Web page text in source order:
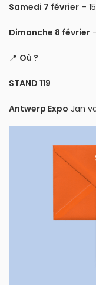
Samedi 7 février –
Dimanche 8 février
📍 Où ?
STAND 119
Antwerp Expo Jan